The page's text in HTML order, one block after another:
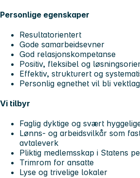
Personlige egenskaper
Resultatorientert
Gode samarbeidsevner
God relasjonskompetanse
Positiv, fleksibel og
Effektiv, strukturert og
Personlig egnethet vil bli
Vi tilbyr
Faglig dyktige og svært
Lønns- og arbeidsvilkår som
avtaleverk
Pliktig medlemsskap i Statens
Trimrom for ansatte
Lyse og trivelige lokaler